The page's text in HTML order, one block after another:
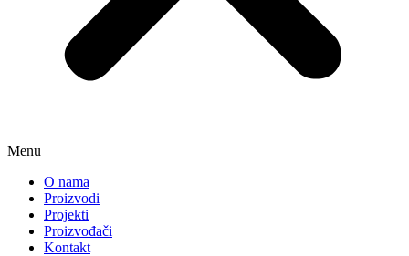
Menu
O nama
Proizvodi
Projekti
Proizvođači
Kontakt